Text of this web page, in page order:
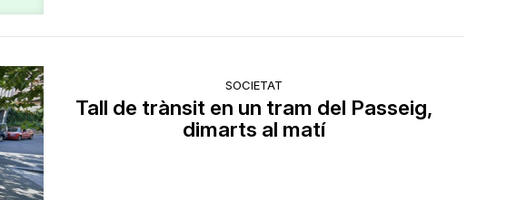
SOCIETAT
Tall de trànsit en un tram del Passeig,
dimarts al matí